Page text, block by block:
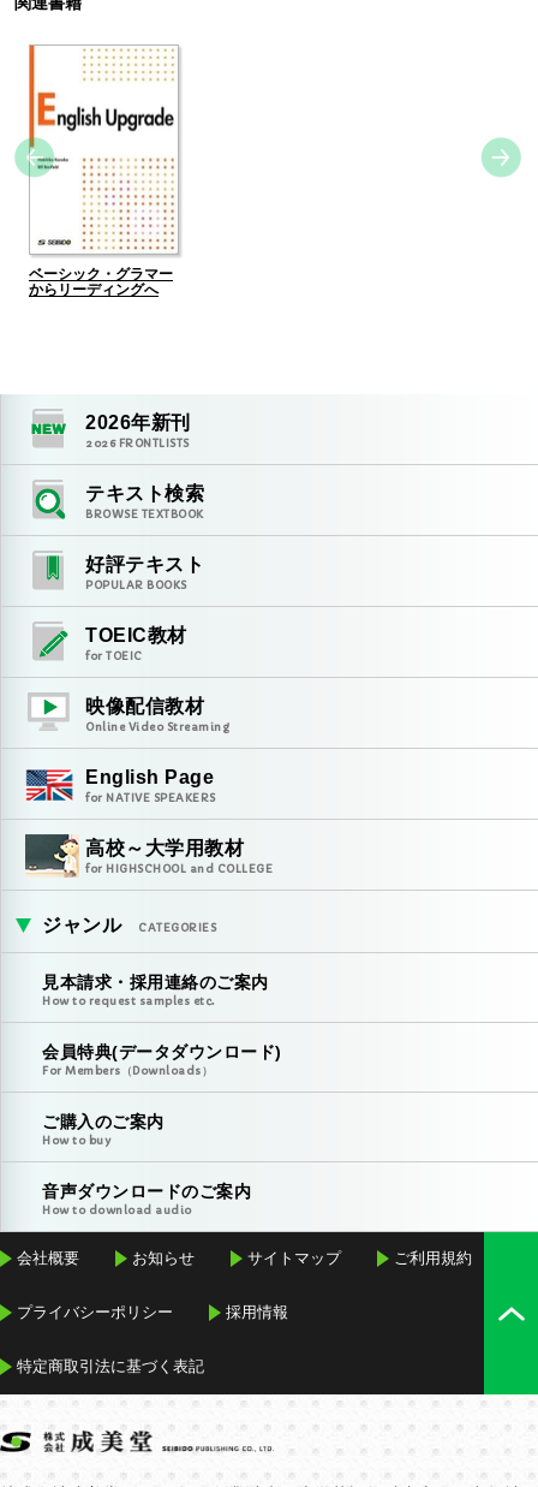
ベーシック・グラマー
からリーディングへ
2026年新刊
2026FRONTLISTS
テキスト検索
BROWSE TEXTBOOK
好評テキスト
POPULAR BOOKS
TOEIC教材
for TOEIC
映像配信教材
Online Video Streaming
English Page
for NATIVE SPEAKERS
高校～大学用教材
for HIGHSCHOOL and COLLEGE
ジャンル CATEGORIES
見本請求・採用連絡のご案内
How to request samples etc.
会員特典(データダウンロード)
For Members（Downloads）
ご購入のご案内
How to buy
音声ダウンロードのご案内
How to download audio
会社概要 お知らせ サイトマップ ご利用規約
プライバシーポリシー 採用情報
特定商取引法に基づく表記